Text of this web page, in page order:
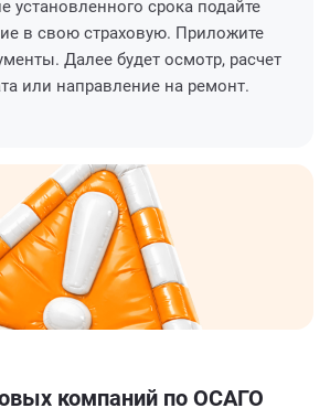
установленного срока подайте
в свою страховую. Приложите
Далее будет осмотр, расчет
или направление на ремонт.
компаний по ОСАГО